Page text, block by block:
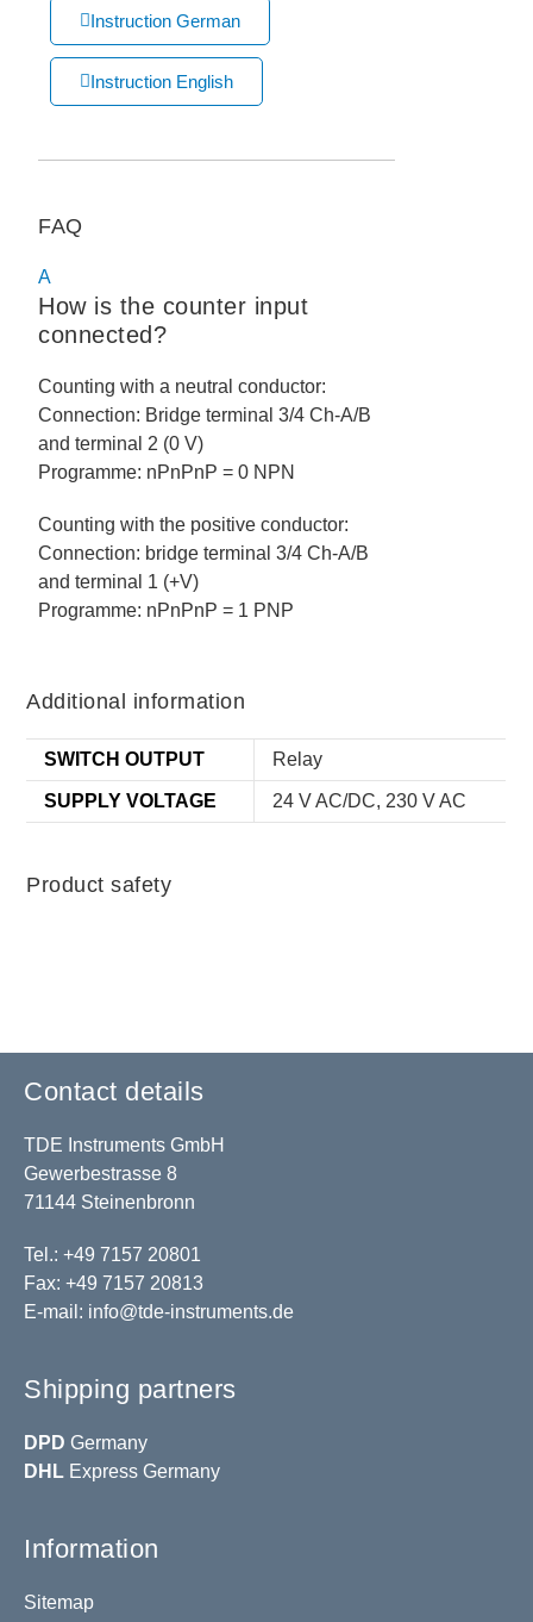
Instruction German
Instruction English
FAQ
A
How is the counter input
connected?
Counting with a neutral conductor:
Connection: Bridge terminal 3/4 Ch-A/B
and terminal 2 (0 V)
Programme: nPnPnP = 0 NPN
Counting with the positive conductor:
Connection: bridge terminal 3/4 Ch-A/B
and terminal 1 (+V)
Programme: nPnPnP = 1 PNP
Additional information
SWITCH OUTPUT Relay
SUPPLY VOLTAGE 24 V AC/DC, 230 V AC
Product safety
Contact details
TDE Instruments GmbH
Gewerbestrasse 8
71144 Steinenbronn
Tel.: +49 7157 20801
Fax: +49 7157 20813
E-mail: info@tde-instruments.de
Shipping partners
DPD Germany
DHL Express Germany
Information
Sitemap